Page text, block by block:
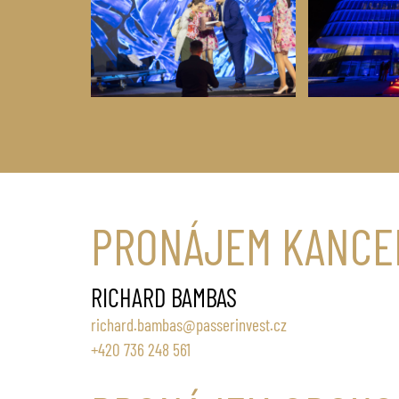
PRONÁJEM
RICHARD BAMBAS
richard.bambas@passerinvest.cz
+420 736 248 561